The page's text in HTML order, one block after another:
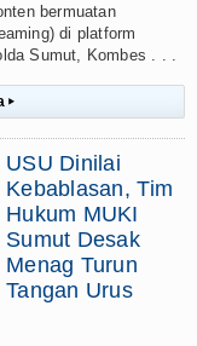
bermuatan
di platform
Sumut, Kombes . . .
▸
USU Dinilai
Kebablasan, Tim
Hukum MUKI
Sumut Desak
Menag Turun
Tangan Urus